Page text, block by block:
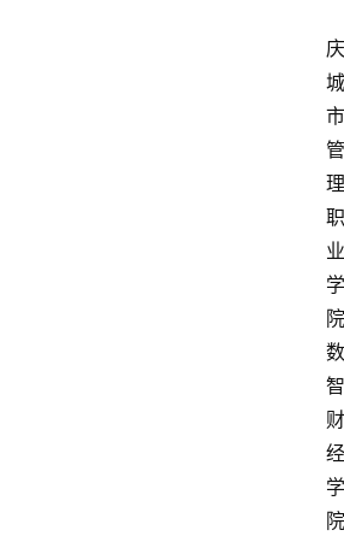
庆
城
市
管
理
职
业
学
院
数
智
财
经
学
院